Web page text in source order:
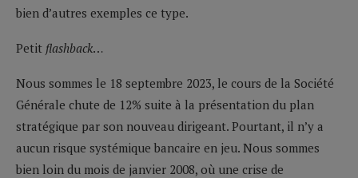
bien d’autres exemples ce type.
Petit flashback…
Nous sommes le 18 septembre 2023, le cours de la Société
Générale chute de 12% suite à la présentation du plan
stratégique par son nouveau dirigeant. Pourtant, il n’y a
aucun risque systémique bancaire en jeu. Nous sommes
bien loin du mois de janvier 2008, où une crise de